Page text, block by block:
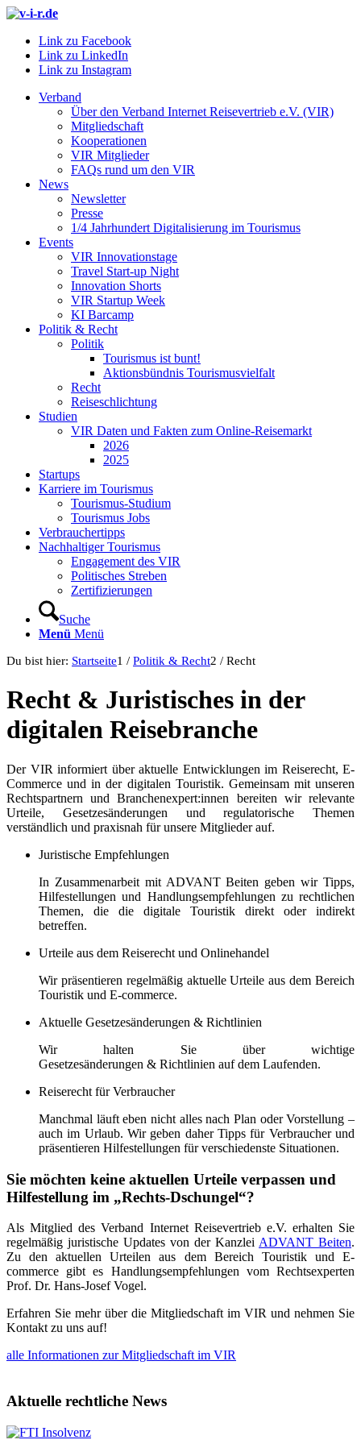
Link zu Facebook
Link zu LinkedIn
Link zu Instagram
Verband
Über den Verband Internet Reisevertrieb e.V. (VIR)
Mitgliedschaft
Kooperationen
VIR Mitglieder
FAQs rund um den VIR
News
Newsletter
Presse
1/4 Jahrhundert Digitalisierung im Tourismus
Events
VIR Innovationstage
Travel Start-up Night
Innovation Shorts
VIR Startup Week
KI Barcamp
Politik & Recht
Politik
Tourismus ist bunt!
Aktionsbündnis Tourismusvielfalt
Recht
Reiseschlichtung
Studien
VIR Daten und Fakten zum Online-Reisemarkt
2026
2025
Startups
Karriere im Tourismus
Tourismus-Studium
Tourismus Jobs
Verbrauchertipps
Nachhaltiger Tourismus
Engagement des VIR
Politisches Streben
Zertifizierungen
Suche
Menü Menü
Du bist hier: Startseite1 / Politik & Recht2 / Recht
Recht & Juristisches in der
digitalen Reisebranche
Der VIR informiert über aktuelle Entwicklungen im Reiserecht, E-
Commerce und in der digitalen Touristik. Gemeinsam mit unseren
Rechtspartnern und Branchenexpert:innen bereiten wir relevante
Urteile, Gesetzesänderungen und regulatorische Themen
verständlich und praxisnah für unsere Mitglieder auf.
Juristische Empfehlungen
In Zusammenarbeit mit ADVANT Beiten geben wir Tipps,
Hilfestellungen und Handlungsempfehlungen zu rechtlichen
Themen, die die digitale Touristik direkt oder indirekt
betreffen.
Urteile aus dem Reiserecht und Onlinehandel
Wir präsentieren regelmäßig aktuelle Urteile aus dem Bereich
Touristik und E-commerce.
Aktuelle Gesetzesänderungen & Richtlinien
Wir halten Sie über wichtige
Gesetzesänderungen & Richtlinien auf dem Laufenden.
Reiserecht für Verbraucher
Manchmal läuft eben nicht alles nach Plan oder Vorstellung –
auch im Urlaub. Wir geben daher Tipps für Verbraucher und
präsentieren Hilfestellungen für verschiedenste Situationen.
Sie möchten keine aktuellen Urteile verpassen und
Hilfestellung im „Rechts-Dschungel“?
Als Mitglied des Verband Internet Reisevertrieb e.V. erhalten Sie
regelmäßig juristische Updates von der Kanzlei ADVANT Beiten.
Zu den aktuellen Urteilen aus dem Bereich Touristik und E-
commerce gibt es Handlungsempfehlungen vom Rechtsexperten
Prof. Dr. Hans-Josef Vogel.
Erfahren Sie mehr über die Mitgliedschaft im VIR und nehmen Sie
Kontakt zu uns auf!
alle Informationen zur Mitgliedschaft im VIR
Aktuelle rechtliche News